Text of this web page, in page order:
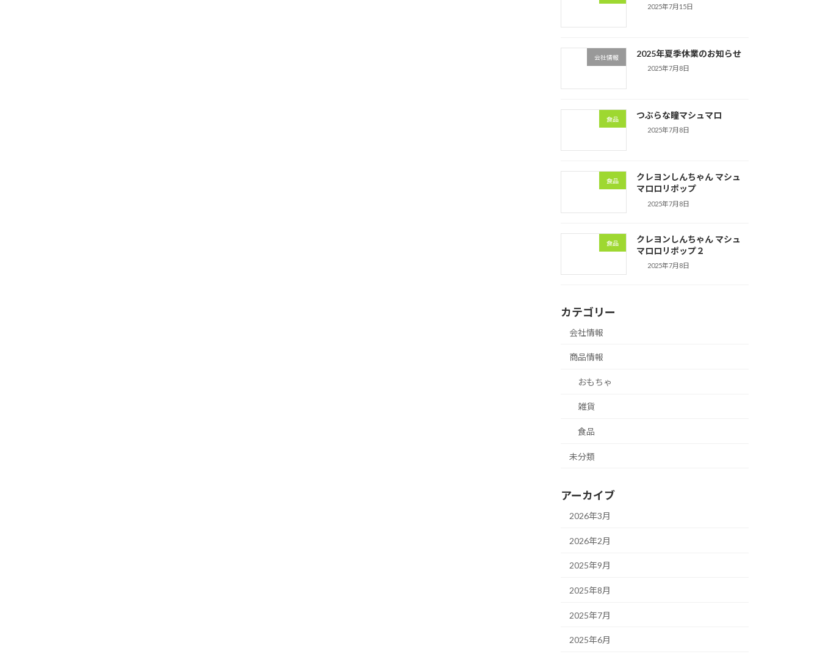
2025年7月15日
会社情報 2025年夏季休業のお知らせ
2025年7月8日
食品 つぶらな瞳マシュマロ
2025年7月8日
食品
クレヨンしんちゃん マシュ
マロロリポップ
2025年7月8日
食品
クレヨンしんちゃん マシュ
マロロリポップ２
2025年7月8日
カテゴリー
会社情報
商品情報
おもちゃ
雑貨
食品
未分類
アーカイブ
2026年3月
2026年2月
2025年9月
2025年8月
2025年7月
2025年6月